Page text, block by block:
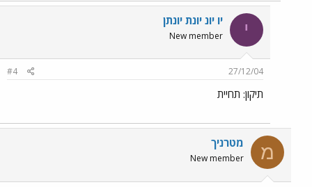
י יו יונ יונת יונתן
New member
27/12/04
#4
תיקון: תחיית
מ מטרניך
New member